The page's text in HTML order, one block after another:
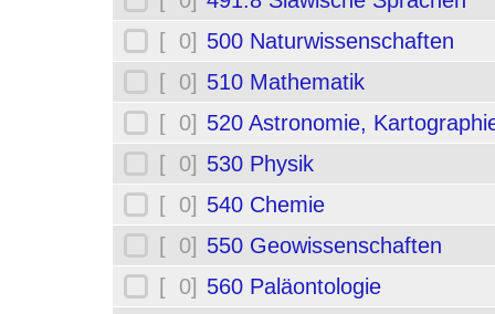
[ 0] 500 Naturwissenschaften
[ 0] 510 Mathematik
[ 0] 520 Astronomie,
[ 0] 530 Physik
[ 0] 540 Chemie
[ 0] 550 Geowissenschaften
[ 0] 560 Paläontologie